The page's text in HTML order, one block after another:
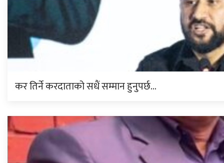
कर तिर्ने करदाताको सधैं सम्मान हुनुपर्छ…